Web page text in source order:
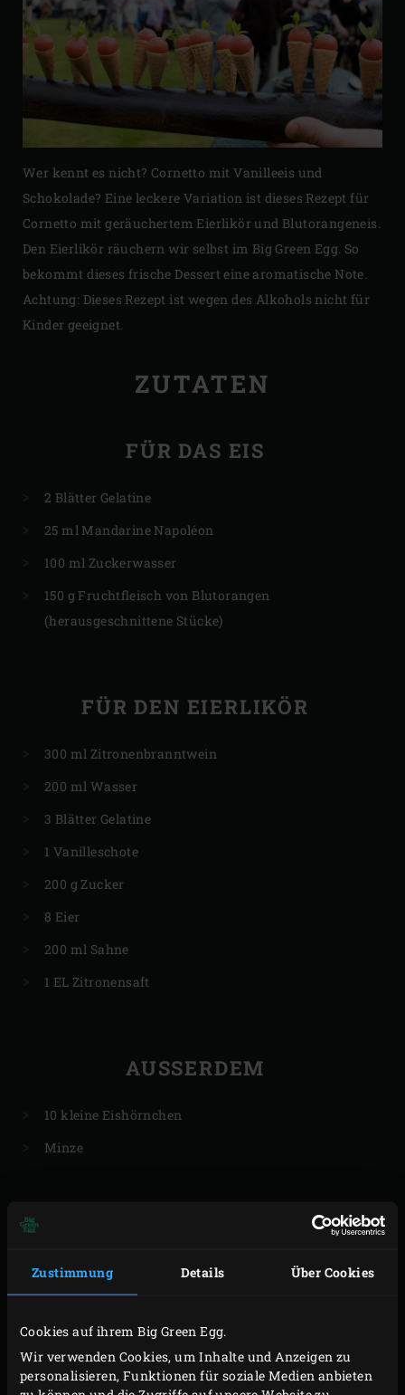
Zustimmung Details Über Cookies
Cookies auf ihrem Big Green Egg.
Wir verwenden Cookies, um Inhalte und Anzeigen zu
personalisieren, Funktionen für soziale Medien anbieten
Wer kennt es nicht? Cornetto mit Vanilleeis und
Schokolade? Eine leckere Variation ist dieses Rezept für
Cornetto mit geräuchertem Eierlikör und Blutorangeneis.
Den Eierlikör räuchern wir selbst im Big Green Egg. So
bekommt dieses frische Dessert eine aromatische Note.
Achtung: Dieses Rezept ist wegen des Alkohols nicht für
Kinder geeignet.
ZUTATEN
FÜR DAS EIS
2 Blätter Gelatine
25 ml Mandarine Napoléon
100 ml Zuckerwasser
150 g Fruchtfleisch von Blutorangen
(herausgeschnittene Stücke)
FÜR DEN EIERLIKÖR
300 ml Zitronenbranntwein
200 ml Wasser
3 Blätter Gelatine
1 Vanilleschote
200 g Zucker
8 Eier
200 ml Sahne
1 EL Zitronensaft
AUSSERDEM
10 kleine Eishörnchen
Minze
1. Für das Eis die Gelatine in Wasser einweichen. Den
Mandarine Napoléon und das Zuckerwasser leicht
erwärmen und die ausgedrückte Gelatine in dieser
Mischung auflösen. Mit einem Stabmixer durch das